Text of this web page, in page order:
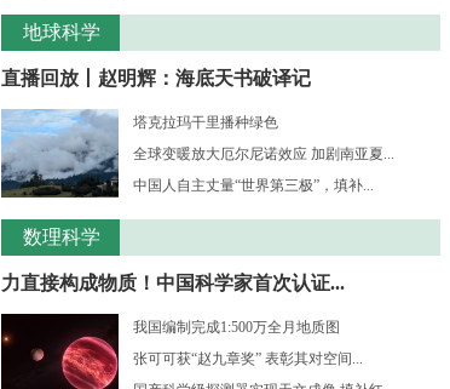
地球科学
直播回放丨赵明辉：海底天书破译记
塔克拉玛干里播种绿色
全球变暖放大厄尔尼诺效应 加剧南亚夏...
中国人自主丈量“世界第三极”，填补...
数理科学
力直接构成物质！中国科学家首次认证...
我国编制完成1:500万全月地质图
张可可获“赵九章奖” 表彰其对空间...